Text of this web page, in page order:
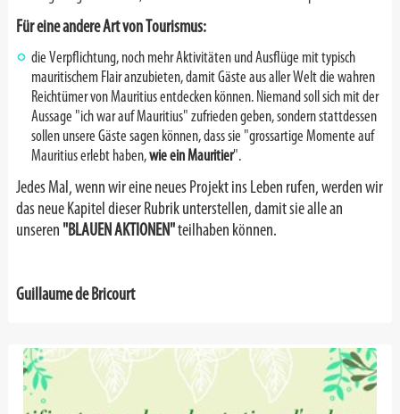
Für eine andere Art von Tourismus:
die Verpflichtung, noch mehr Aktivitäten und Ausflüge mit typisch
mauritischem Flair anzubieten, damit Gäste aus aller Welt die wahren
Reichtümer von Mauritius entdecken können. Niemand soll sich mit der
Aussage "ich war auf Mauritius" zufrieden geben, sondern stattdessen
sollen unsere Gäste sagen können, dass sie "grossartige Momente auf
Mauritius erlebt haben,wie ein Mauritier".
Jedes Mal, wenn wir eine neues Projekt ins Leben rufen, werden wir
das neue Kapitel dieser Rubrik unterstellen, damit sie alle an
unseren "BLAUEN AKTIONEN"teilhaben können.
Guillaume de Bricourt